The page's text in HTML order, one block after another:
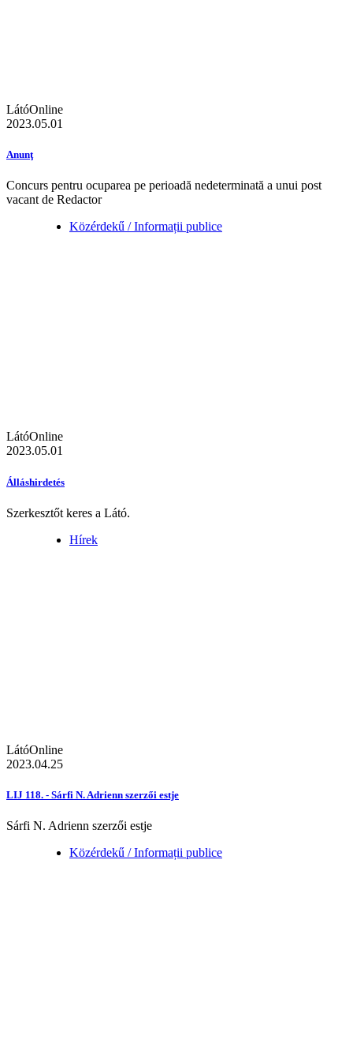
LátóOnline
2023.05.01
Anunţ
Concurs pentru ocuparea pe perioadă nedeterminată a unui post
vacant de Redactor
Közérdekű / Informații publice
LátóOnline
2023.05.01
Álláshirdetés
Szerkesztőt keres a Látó.
Hírek
LátóOnline
2023.04.25
LIJ 118. - Sárfi N. Adrienn szerzői estje
Sárfi N. Adrienn szerzői estje
Közérdekű / Informații publice